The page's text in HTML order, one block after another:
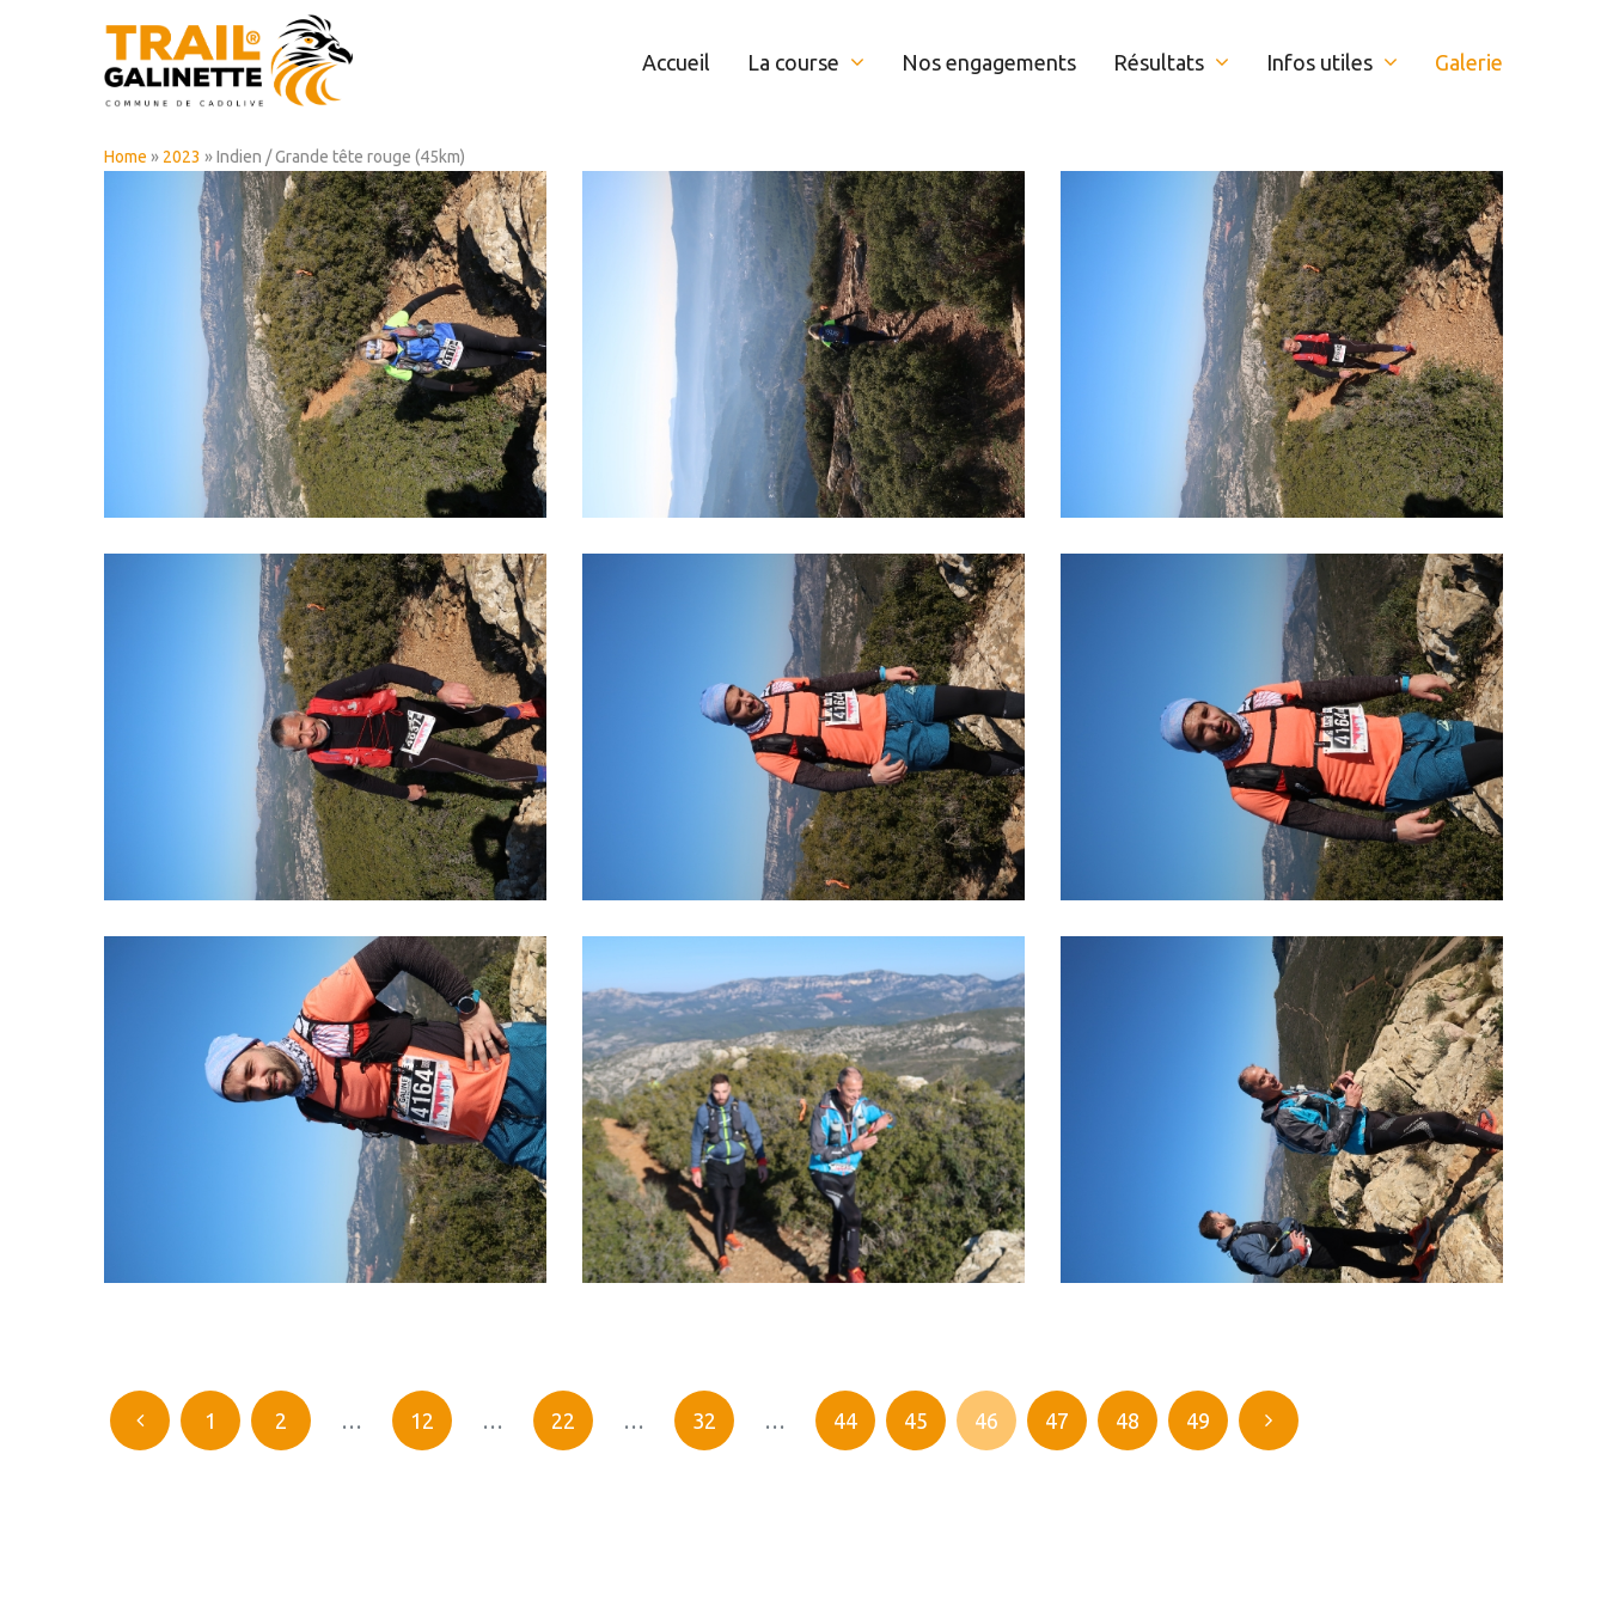
Accueil La course Nos engagements Résultats Infos utiles Galerie
Home » 2023 » Indien / Grande tête rouge (45km)
1 2 … 12 … 22 … 32 … 44 45 46 47 48 49